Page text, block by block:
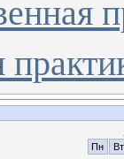
Пн
Вт